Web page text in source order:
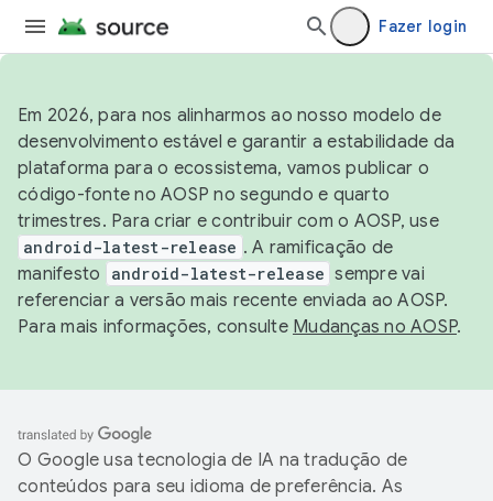
Fazer login
Em 2026, para nos alinharmos ao nosso modelo de
desenvolvimento estável e garantir a estabilidade da
plataforma para o ecossistema, vamos publicar o
código-fonte no AOSP no segundo e quarto
trimestres. Para criar e contribuir com o AOSP, use
android-latest-release . A ramificação de
manifesto
android-latest-release sempre vai
referenciar a versão mais recente enviada ao AOSP.
Para mais informações, consulte Mudanças no AOSP.
O Google usa tecnologia de IA na tradução de
conteúdos para seu idioma de preferência. As